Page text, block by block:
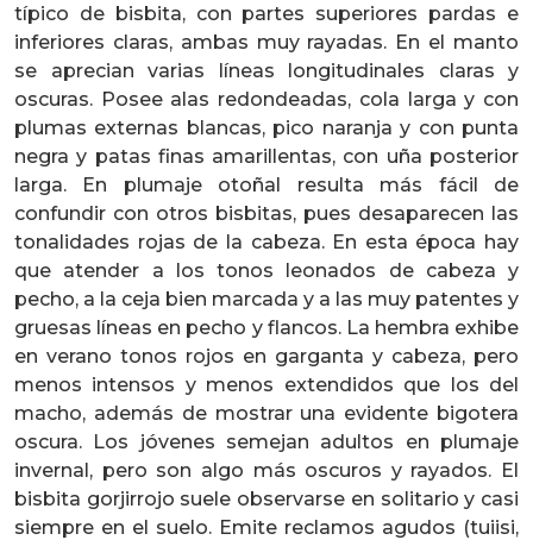
típico de bisbita, con partes superiores pardas e
inferiores claras, ambas muy rayadas. En el manto
se aprecian varias líneas longitudinales claras y
oscuras. Posee alas redondeadas, cola larga y con
plumas externas blancas, pico naranja y con punta
negra y patas finas amarillentas, con uña posterior
larga. En plumaje otoñal resulta más fácil de
confundir con otros bisbitas, pues desaparecen las
tonalidades rojas de la cabeza. En esta época hay
que atender a los tonos leonados de cabeza y
pecho, a la ceja bien marcada y a las muy patentes y
gruesas líneas en pecho y flancos. La hembra exhibe
en verano tonos rojos en garganta y cabeza, pero
menos intensos y menos extendidos que los del
macho, además de mostrar una evidente bigotera
oscura. Los jóvenes semejan adultos en plumaje
invernal, pero son algo más oscuros y rayados. El
bisbita gorjirrojo suele observarse en solitario y casi
siempre en el suelo. Emite reclamos agudos (tuiisi,